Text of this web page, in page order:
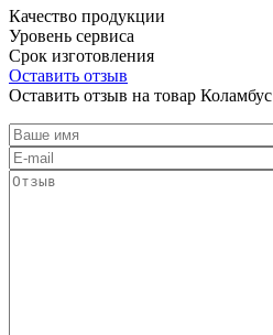
Качество продукции
Уровень сервиса
Срок изготовления
Оставить отзыв
Оставить отзыв на товар Коламбус